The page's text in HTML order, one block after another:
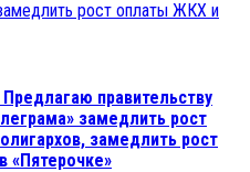
правительству
замедлить рост
замедлить рост
«Пятерочке»